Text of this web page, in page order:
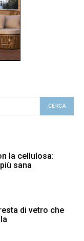
CERCA
la cellulosa:
sana
di vetro che